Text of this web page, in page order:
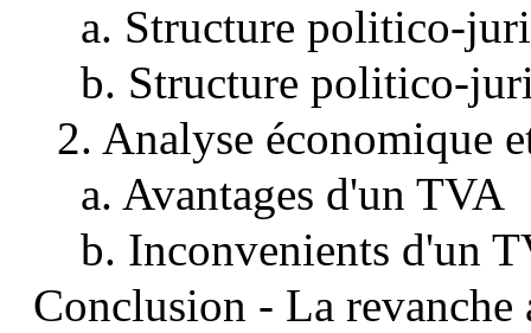
a. Structure politico-
b. Structure politico-
2. Analyse économique
a. Avantages d'un TVA
b. Inconvenients d'un
Conclusion - La revanche